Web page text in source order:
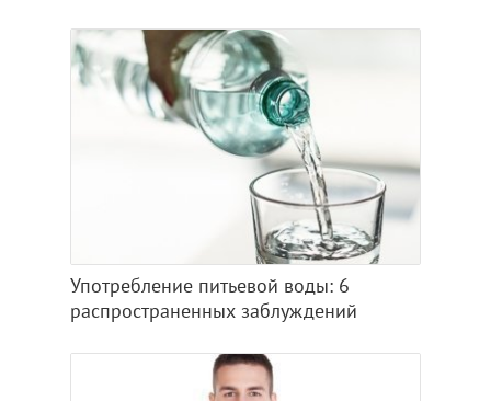
Употребление питьевой воды: 6
распространенных заблуждений